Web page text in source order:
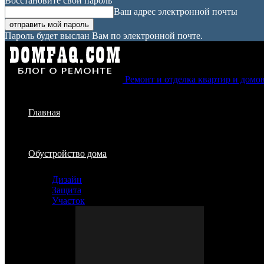
Ваш адрес электронной почты
Пароль будет выслан Вам по электронной почте.
Ремонт и отделка квартир и
Главная
Обустройство дома
Дизайн
Защита
Участок